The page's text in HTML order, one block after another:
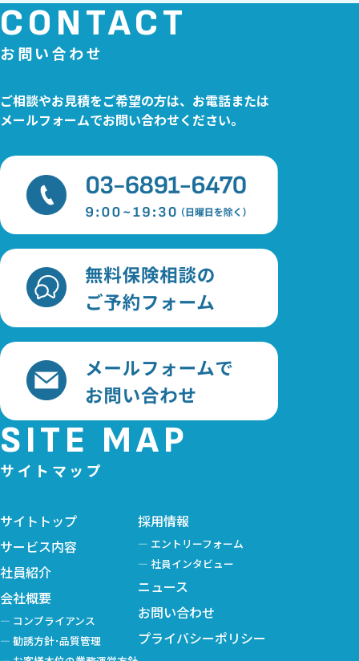
CONTACT
ご相談やお見積をご希望の方は、お電話または
メールフォームでお問い合わせください。
SITE MAP
サイトトップ
サービス内容
社員紹介
会社概要
コンプライアンス
勧誘方針･品質管理
採用情報
エントリーフォーム
社員インタビュー
ニュース
お問い合わせ
プライバシーポリシー